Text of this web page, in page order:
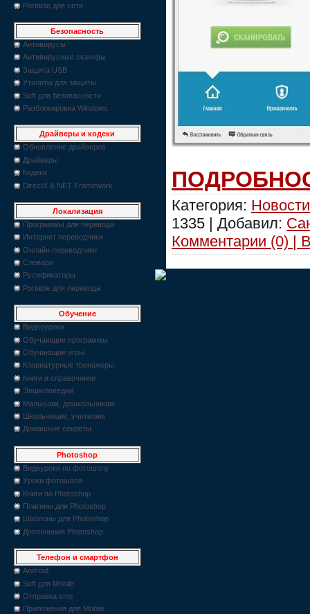
Portable для сети
Безопасность
Антивирусы
Антивирусные сканеры
Защита USB
Утилиты для защиты
Soft для безопасности
Разблокировка Windows
Драйверы и кодеки
Обновление драйверов
Драйверы
Кодеки
DirectX & NET Framework
Локализация
Программы для перевода
Интернет переводчики
Онлайн переводчики
Словари
Русификаторы
Portable для перевода
Обучение
Видеоуроки
Обучающие программы
Обучающие игры
Клавиатурные тренажеры
Книги и справочники
Энциклопедии
Малышам, дошкольникам
Школьникам, учителям
Домашние секреты
Photoshop
Видеуроки по фотошопу
Уроки фотошопа
Книги по Photoshop
Плагины для Photoshop
Шаблоны для Photoshop
Дополнения Photoshop
Телефон и смартфон
Android
Soft для Mobile
Отправка sms
Приложения для Mobile
Категория:
1335 | Добавил:
Комментарии (0) |